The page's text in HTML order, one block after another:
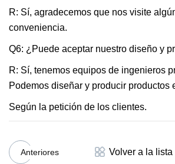
R: Sí, agradecemos que nos visite
conveniencia.
Q6: ¿Puede aceptar nuestro diseño y
R: Sí, tenemos equipos de ingenieros
Podemos diseñar y producir productos
Según la petición de los clientes.
Anteriores Volver a la lista